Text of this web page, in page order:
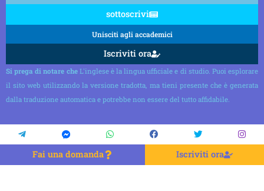
sottoscrivi
Unisciti agli accademici
Iscriviti ora
Si prega di notare cheL'inglese è la lingua ufficiale e di studio. Puoi esplorare
il sito web utilizzando la versione tradotta, ma tieni presente che è generata
dalla traduzione automatica e potrebbe non essere del tutto affidabile.
Fai una domanda Iscriviti ora